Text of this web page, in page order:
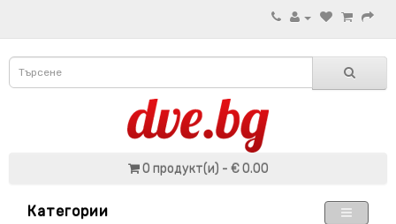
0 продукт(и) - € 0.00
Категории